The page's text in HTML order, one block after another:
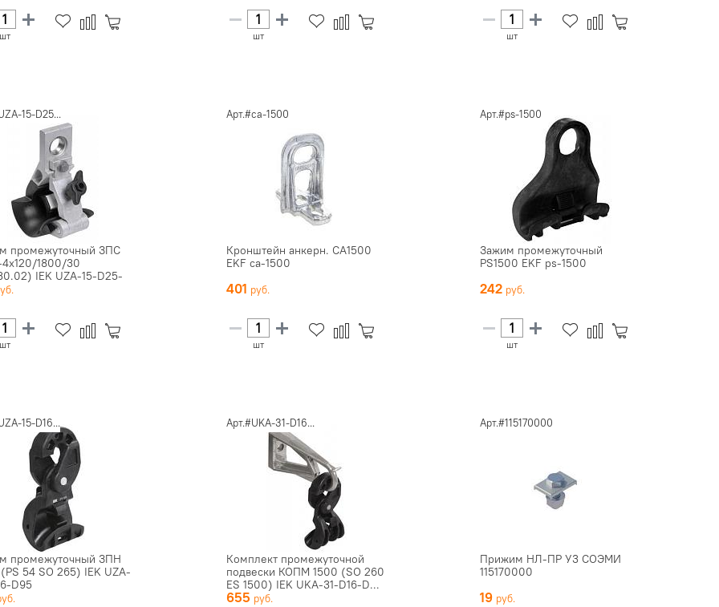
шт шт шт
15-D25...
промежуточный ЗПС
1800/30
IEK UZA-15-D25-
шт
Арт.#ca-1500
Кронштейн анкерн. CA1500
EKF ca-1500
401
шт
Арт.#ps-1500
Зажим промежуточный
PS1500 EKF ps-1500
242
шт
15-D16...
промежуточный ЗПН
54 SO 265) IEK UZA-
D95
Арт.#UKA-31-D16...
Комплект промежуточной
подвески КОПМ 1500 (SO 260
ES 1500) IEK UKA-31-D16-D...
655
Арт.#115170000
Прижим НЛ-ПР У3 СОЭМИ
115170000
19